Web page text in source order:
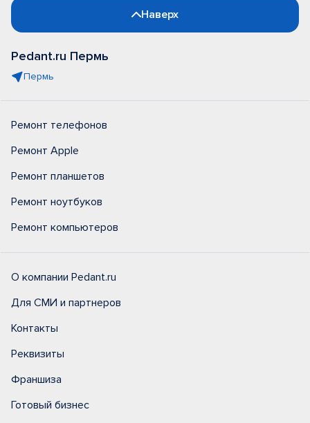
Наверх
Pedant.ru Пермь
Пермь
Ремонт телефонов
Ремонт Apple
Ремонт планшетов
Ремонт ноутбуков
Ремонт компьютеров
О компании Pedant.ru
Для СМИ и партнеров
Контакты
Реквизиты
Франшиза
Готовый бизнес